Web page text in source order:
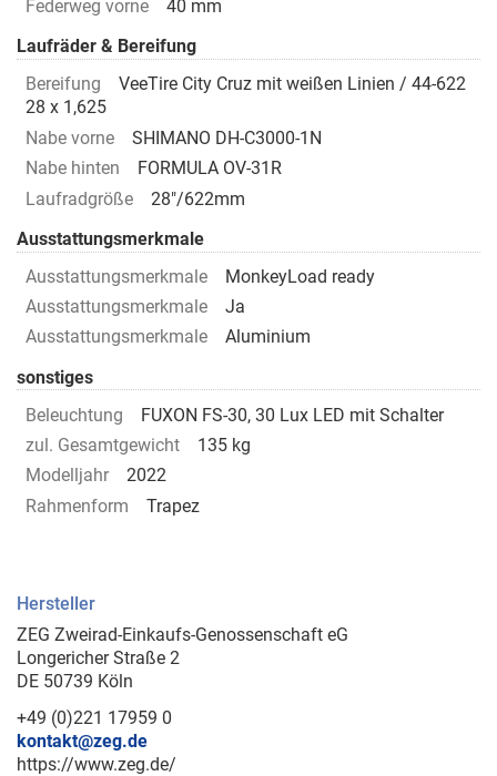
Federweg vorne
40 mm
Laufräder & Bereifung
Bereifung
VeeTire City Cruz mit weißen Linien / 44-622
28 x 1,625
Nabe vorne
SHIMANO DH-C3000-1N
Nabe hinten
FORMULA OV-31R
Laufradgröße
28"/622mm
Ausstattungsmerkmale
Ausstattungsmerkmale
MonkeyLoad ready
Ausstattungsmerkmale
Ja
Ausstattungsmerkmale
Aluminium
sonstiges
Beleuchtung
FUXON FS-30, 30 Lux LED mit Schalter
zul. Gesamtgewicht
135 kg
Modelljahr
2022
Rahmenform
Trapez
Hersteller
ZEG Zweirad-Einkaufs-Genossenschaft eG
Longericher Straße 2
DE 50739 Köln
+49 (0)221 17959 0
kontakt@zeg.de
https://www.zeg.de/